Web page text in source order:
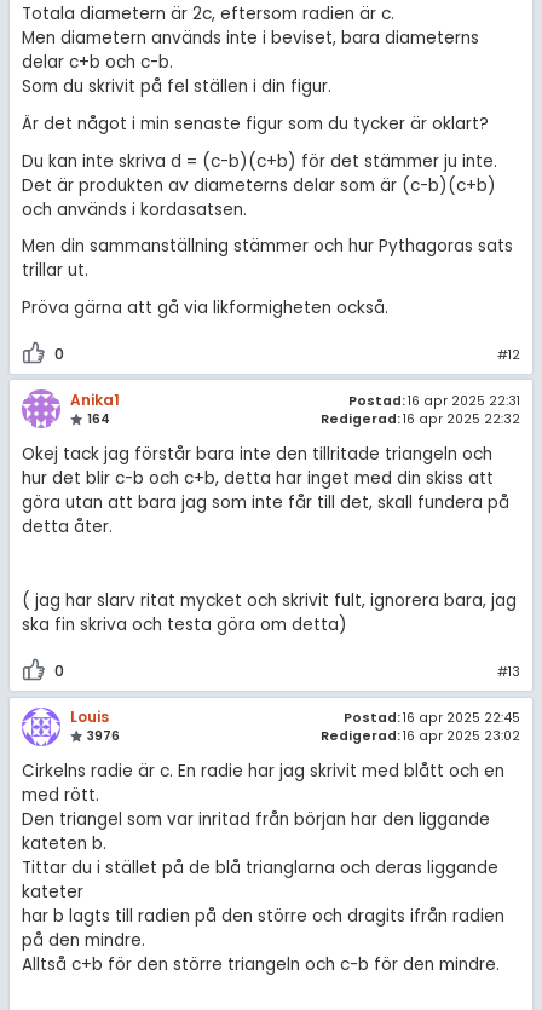
Totala diametern är 2c, eftersom radien är c.
Men diametern används inte i beviset, bara diameterns
delar c+b och c-b.
Som du skrivit på fel ställen i din figur.
Är det något i min senaste figur som du tycker är oklart?
Du kan inte skriva d = (c-b)(c+b) för det stämmer ju inte.
Det är produkten av diameterns delar som är (c-b)(c+b)
och används i kordasatsen.
Men din sammanställning stämmer och hur Pythagoras sats
trillar ut.
Pröva gärna att gå via likformigheten också.
0 #12
Anika1
164
Postad:16 apr 2025 22:31
Redigerad:16 apr 2025 22:32
Okej tack jag förstår bara inte den tillritade triangeln och
hur det blir c-b och c+b, detta har inget med din skiss att
göra utan att bara jag som inte får till det, skall fundera på
detta åter.
( jag har slarv ritat mycket och skrivit fult, ignorera bara, jag
ska fin skriva och testa göra om detta)
0 #13
Louis
3976
Postad:16 apr 2025 22:45
Redigerad:16 apr 2025 23:02
Cirkelns radie är c. En radie har jag skrivit med blått och en
med rött.
Den triangel som var inritad från början har den liggande
kateten b.
Tittar du i stället på de blå trianglarna och deras liggande
kateter
har b lagts till radien på den större och dragits ifrån radien
på den mindre.
Alltså c+b för den större triangeln och c-b för den mindre.